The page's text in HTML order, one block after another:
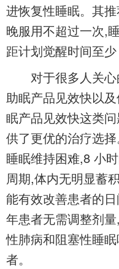
进恢复性睡眠。其
晚服用不超过一次,
距计划觉醒时间至少
对于很多人关心
助眠产品见效快以
眠产品见效快这类
供了更优的治疗选
睡眠维持困难,8 小
周期,体内无明显蓄
能有效改善患者的
年患者无需调整剂
性肺病和阻塞性睡
者。